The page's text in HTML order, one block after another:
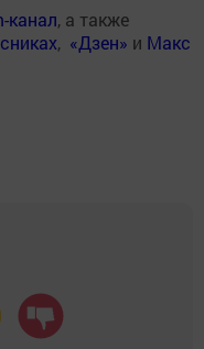
канал, а также
, «Дзен» и Макс